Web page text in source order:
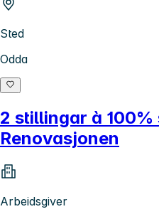
Sted
Odda
2 stillingar à 100%
Renovasjonen
Arbeidsgiver